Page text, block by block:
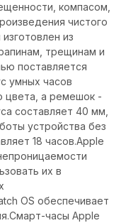
компасом,
чистого
из
трещинам и
поставляется
умных часов
цвета, а ремешок -
составляет 40 мм,
устройства без
18 часов.Apple
их в
OS обеспечивает
часы Apple